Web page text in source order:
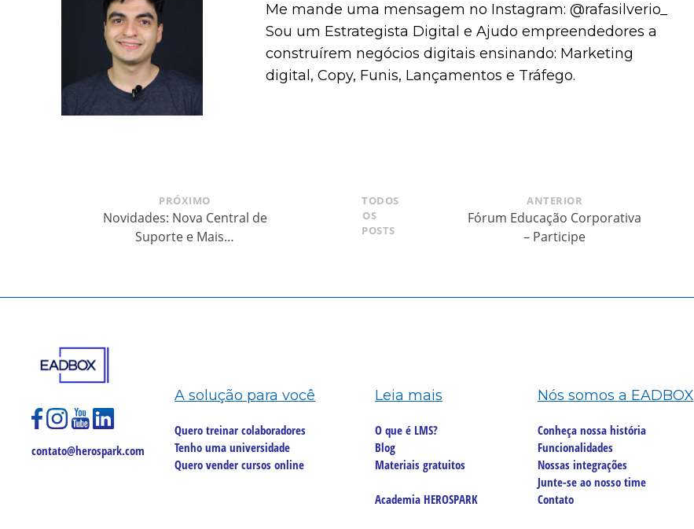
Me mande uma mensagem no Instagram: @rafasilverio_
Sou um Estrategista Digital e Ajudo empreendedores a
construírem negócios digitais ensinando: Marketing
digital, Copy, Funis, Lançamentos e Tráfego.
PRÓXIMO
Novidades: Nova Central de
Suporte e Mais…
TODOS
OS
POSTS
ANTERIOR
Fórum Educação Corporativa
– Participe
contato@herospark.com
A solução para você
Quero treinar colaboradores
Tenho uma universidade
Quero vender cursos online
Leia mais
O que é LMS?
Blog
Materiais gratuitos
Academia HEROSPARK
Nós somos a EADBOX
Conheça nossa história
Funcionalidades
Nossas integrações
Junte-se ao nosso time
Contato